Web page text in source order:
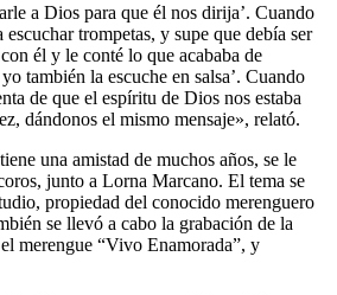
a Dios para que él nos dirija’. Cuando
trompetas, y supe que debía ser
él y le conté lo que acababa de
también la escuche en salsa’. Cuando
de que el espíritu de Dios nos estaba
dándonos el mismo mensaje», relató.
una amistad de muchos años, se le
junto a Lorna Marcano. El tema se
propiedad del conocido merenguero
se llevó a cabo la grabación de la
merengue “Vivo Enamorada”, y